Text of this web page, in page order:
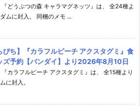
『どうぶつの森 キャラマグネッツ』は、 全24種よ
ムに封入。 同梱のメモ ...
ぴち】『カラフルピーチ アクスタグミ』食
ズ予約【バンダイ】より2026年8月10日
『カラフルピーチ アクスタグミ』は、 全15種より
に封入。